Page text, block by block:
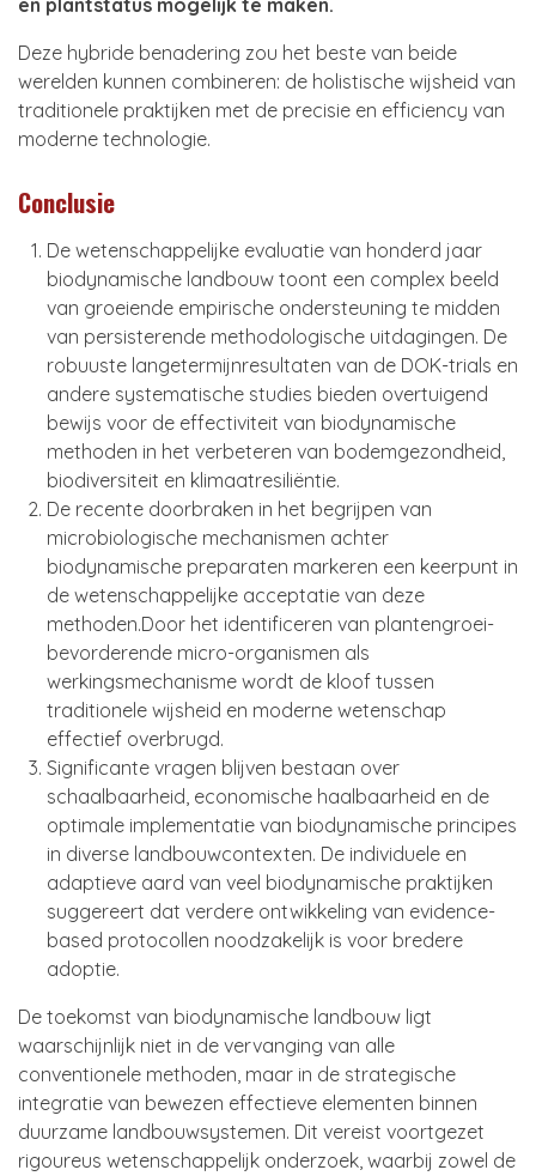
en plantstatus mogelijk te maken.
Deze hybride benadering zou het beste van beide
werelden kunnen combineren: de holistische wijsheid van
traditionele praktijken met de precisie en efficiency van
moderne technologie.
Conclusie
De wetenschappelijke evaluatie van honderd jaar
biodynamische landbouw toont een complex beeld
van groeiende empirische ondersteuning te midden
van persisterende methodologische uitdagingen. De
robuuste langetermijnresultaten van de DOK-trials en
andere systematische studies bieden overtuigend
bewijs voor de effectiviteit van biodynamische
methoden in het verbeteren van bodemgezondheid,
biodiversiteit en klimaatresiliëntie.
De recente doorbraken in het begrijpen van
microbiologische mechanismen achter
biodynamische preparaten markeren een keerpunt in
de wetenschappelijke acceptatie van deze
methoden.Door het identificeren van plantengroei-
bevorderende micro-organismen als
werkingsmechanisme wordt de kloof tussen
traditionele wijsheid en moderne wetenschap
effectief overbrugd.
Significante vragen blijven bestaan over
schaalbaarheid, economische haalbaarheid en de
optimale implementatie van biodynamische principes
in diverse landbouwcontexten. De individuele en
adaptieve aard van veel biodynamische praktijken
suggereert dat verdere ontwikkeling van evidence-
based protocollen noodzakelijk is voor bredere
adoptie.
De toekomst van biodynamische landbouw ligt
waarschijnlijk niet in de vervanging van alle
conventionele methoden, maar in de strategische
integratie van bewezen effectieve elementen binnen
duurzame landbouwsystemen. Dit vereist voortgezet
rigoureus wetenschappelijk onderzoek, waarbij zowel de